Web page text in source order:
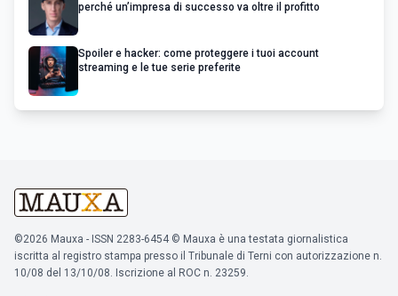
perché un’impresa di successo va oltre il profitto
Spoiler e hacker: come proteggere i tuoi account
streaming e le tue serie preferite
©2026 Mauxa - ISSN 2283-6454 © Mauxa è una testata giornalistica
iscritta al registro stampa presso il Tribunale di Terni con autorizzazione n.
10/08 del 13/10/08. Iscrizione al ROC n. 23259.